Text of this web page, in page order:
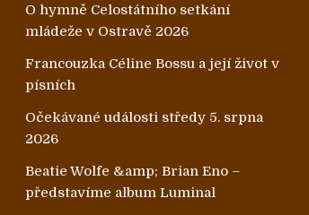
O hymně Celostátního setkání
mládeže v Ostravě 2026
Francouzka Céline Bossu a její život v
písních
Očekávané události středy 5. srpna
2026
Beatie Wolfe &amp; Brian Eno –
představíme album Luminal